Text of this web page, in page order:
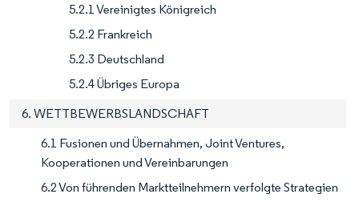
5.2.1 Vereinigtes Königreich
5.2.2 Frankreich
5.2.3 Deutschland
5.2.4 Übriges Europa
6. WETTBEWERBSLANDSCHAFT
6.1 Fusionen und Übernahmen, Joint Ventures,
Kooperationen und Vereinbarungen
6.2 Von führenden Marktteilnehmern verfolgte Strategien